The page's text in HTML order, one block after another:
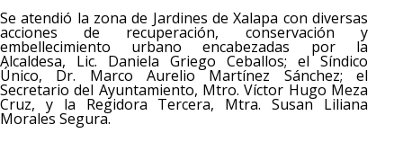
Se atendió la zona de Jardines de Xalapa con diversas
acciones de recuperación, conservación y
embellecimiento urbano encabezadas por la
Alcaldesa, Lic. Daniela Griego Ceballos; el Síndico
Único, Dr. Marco Aurelio Martínez Sánchez; el
Secretario del Ayuntamiento, Mtro. Víctor Hugo Meza
Cruz, y la Regidora Tercera, Mtra. Susan Liliana
Morales Segura.